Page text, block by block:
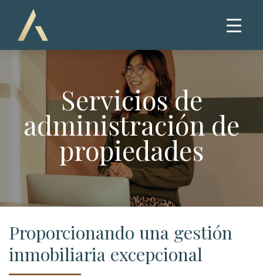
Servicios de
administración de
propiedades
Proporcionando una gestión
inmobiliaria excepcional